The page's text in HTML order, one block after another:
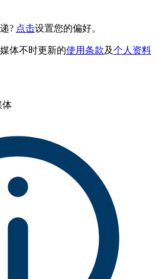
? 点击设置您的偏好。
体不时更新的使用条款及个人资料
体